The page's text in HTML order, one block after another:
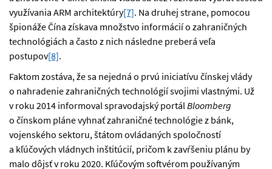
využívania ARM architektúry[7]. Na druhej strane, pomocou
špionáže Čína získava množstvo informácií o zahraničných
technológiách a často z nich následne preberá veľa
postupov[8].
Faktom zostáva, že sa nejedná o prvú iniciatívu čínskej vlády
o nahradenie zahraničných technológií svojimi vlastnými. Už
v roku 2014 informoval spravodajský portálBloomberg
o čínskom pláne vyhnať zahraničné technológie z bánk,
vojenského sektoru, štátom ovládaných spoločností
a kľúčových vládnych inštitúcií, pričom k zavŕšeniu plánu by
malo dôjsť v roku 2020. Kľúčovým softvérom používaným